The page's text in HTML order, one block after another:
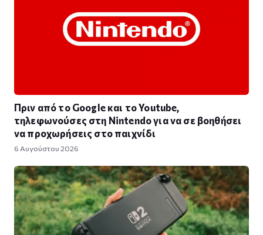
Πριν από το Google και το Youtube,
τηλεφωνούσες στη Nintendo για να σε βοηθήσει
να προχωρήσεις στο παιχνίδι
6 Αυγούστου 2026